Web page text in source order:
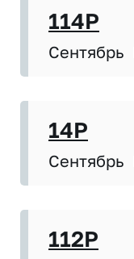
114P
Сентябрь
14P
Сентябрь
112P